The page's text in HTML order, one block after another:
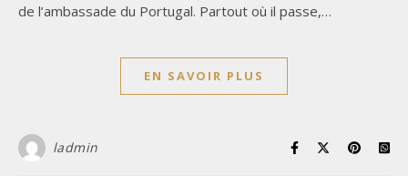
de l’ambassade du Portugal. Partout où il passe,…
EN SAVOIR PLUS
ladmin